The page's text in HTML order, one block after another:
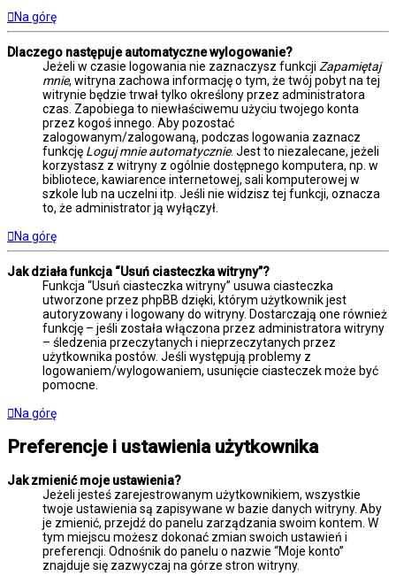
Na górę
Dlaczego następuje automatyczne wylogowanie?
Jeżeli w czasie logowania nie zaznaczysz funkcji Zapamiętaj
mnie, witryna zachowa informację o tym, że twój pobyt na tej
witrynie będzie trwał tylko określony przez administratora
czas. Zapobiega to niewłaściwemu użyciu twojego konta
przez kogoś innego. Aby pozostać
zalogowanym/zalogowaną, podczas logowania zaznacz
funkcję Loguj mnie automatycznie. Jest to niezalecane, jeżeli
korzystasz z witryny z ogólnie dostępnego komputera, np. w
bibliotece, kawiarence internetowej, sali komputerowej w
szkole lub na uczelni itp. Jeśli nie widzisz tej funkcji, oznacza
to, że administrator ją wyłączył.
Na górę
Jak działa funkcja “Usuń ciasteczka witryny”?
Funkcja “Usuń ciasteczka witryny” usuwa ciasteczka
utworzone przez phpBB dzięki, którym użytkownik jest
autoryzowany i logowany do witryny. Dostarczają one również
funkcję – jeśli została włączona przez administratora witryny
– śledzenia przeczytanych i nieprzeczytanych przez
użytkownika postów. Jeśli występują problemy z
logowaniem/wylogowaniem, usunięcie ciasteczek może być
pomocne.
Na górę
Preferencje i ustawienia użytkownika
Jak zmienić moje ustawienia?
Jeżeli jesteś zarejestrowanym użytkownikiem, wszystkie
twoje ustawienia są zapisywane w bazie danych witryny. Aby
je zmienić, przejdź do panelu zarządzania swoim kontem. W
tym miejscu możesz dokonać zmian swoich ustawień i
preferencji. Odnośnik do panelu o nazwie “Moje konto”
znajduje się zazwyczaj na górze stron witryny.